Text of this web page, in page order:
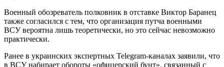
Военный обозреватель полковник в отставке Виктор Баранец
также согласился с тем, что организация путча военными
ВСУ вероятна лишь теоретически, но это сейчас невозможно
практически.
Ранее в украинских экспертных Telegram-каналах заявили, что
в ВСУ набирает обороты «офицерский бунт», связанный с